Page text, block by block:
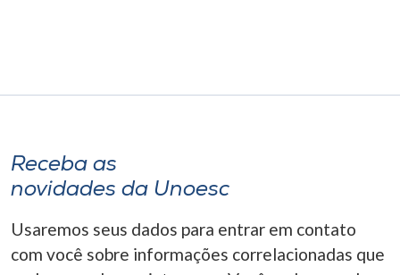
A-
Receba as
novidades da Unoesc
Usaremos seus dados para entrar em contato
com você sobre informações correlacionadas que